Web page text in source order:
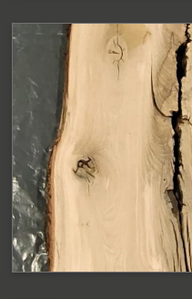
PODOBNE PRODUKTY
Blat dębowy
z krawędzią
naturalną
Blat